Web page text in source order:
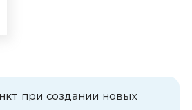
при создании новых